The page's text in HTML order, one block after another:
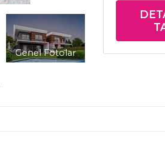
Genel Fotolar